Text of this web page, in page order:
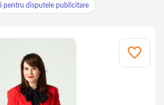
pentru disputele publicitare